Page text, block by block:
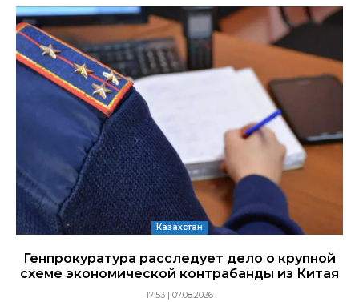
Казахстан
Генпрокуратура расследует дело о крупной
схеме экономической контрабанды из Китая
17:53 | 07.08.2026